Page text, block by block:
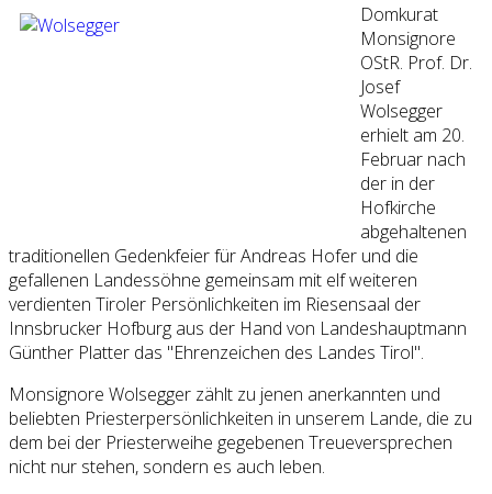
Domkurat
Monsignore
OStR. Prof. Dr.
Josef
Wolsegger
erhielt am 20.
Februar nach
der in der
Hofkirche
abgehaltenen
traditionellen Gedenkfeier für Andreas Hofer und die
gefallenen Landessöhne gemeinsam mit elf weiteren
verdienten Tiroler Persönlichkeiten im Riesensaal der
Innsbrucker Hofburg aus der Hand von Landeshauptmann
Günther Platter das "Ehrenzeichen des Landes Tirol".
Monsignore Wolsegger zählt zu jenen anerkannten und
beliebten Priesterpersönlichkeiten in unserem Lande, die zu
dem bei der Priesterweihe gegebenen Treueversprechen
nicht nur stehen, sondern es auch leben.